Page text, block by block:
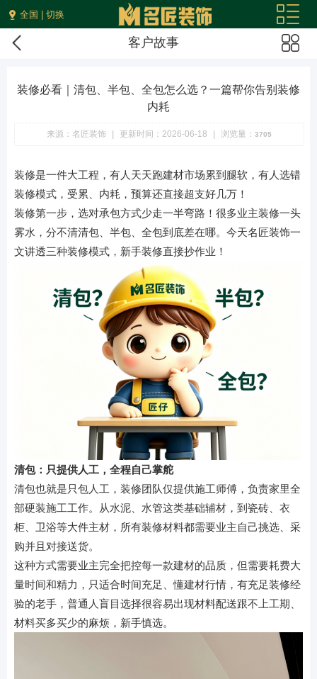
全国 | 切换
客户故事
装修必看｜清包、半包、全包怎么选？一篇帮你告别装修
内耗
来源：名匠装饰 | 更新时间：2026-06-18 | 浏览量：3705
装修是一件大工程，有人天天跑建材市场累到腿软，有人选错
装修模式，受累、内耗，预算还直接超支好几万！
装修第一步，选对承包方式少走一半弯路！很多业主装修一头
雾水，分不清清包、半包、全包到底差在哪。今天名匠装饰一
文讲透三种装修模式，新手装修直接抄作业！
清包：只提供人工，全程自己掌舵
清包也就是只包人工，装修团队仅提供施工师傅，负责家里全
部硬装施工工作。从水泥、水管这类基础辅材，到瓷砖、衣
柜、卫浴等大件主材，所有装修材料都需要业主自己挑选、采
购并且对接送货。
这种方式需要业主完全把控每一款建材的品质，但需要耗费大
量时间和精力，只适合时间充足、懂建材行情，有充足装修经
验的老手，普通人盲目选择很容易出现材料配送跟不上工期、
材料买多买少的麻烦，新手慎选。